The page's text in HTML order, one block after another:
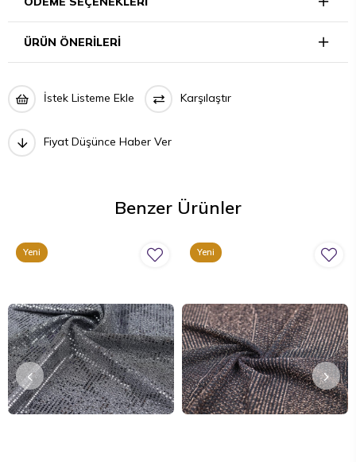
ÜRÜN ÖNERILERI
İstek Listeme Ekle Karşılaştır
Fiyat Düşünce Haber Ver
Benzer Ürünler
Yeni
Yeni